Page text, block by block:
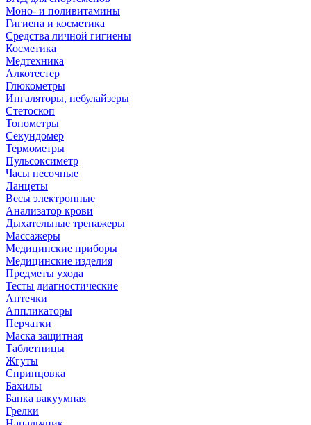
Моно- и поливитамины
Гигиена и косметика
Средства личной гигиены
Косметика
Медтехника
Алкотестер
Глюкометры
Ингаляторы, небулайзеры
Стетоскоп
Тонометры
Секундомер
Термометры
Пульсоксиметр
Часы песочные
Ланцеты
Весы электронные
Анализатор крови
Дыхательные тренажеры
Массажеры
Медицинские приборы
Медицинские изделия
Предметы ухода
Тесты диагностические
Аптечки
Аппликаторы
Перчатки
Маска защитная
Таблетницы
Жгуты
Спринцовка
Бахилы
Банка вакуумная
Грелки